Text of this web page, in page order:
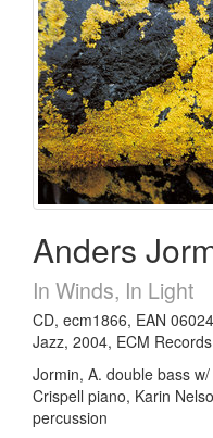
Anders
In Winds, In Light
CD, ecm1866, EAN
Jazz, 2004, ECM Records
Jormin, A. double bass
Crispell piano, Karin
percussion